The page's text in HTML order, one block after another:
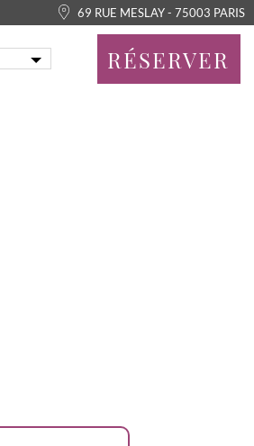
69 RUE MESLAY - 75003 PARIS
RÉSERVER